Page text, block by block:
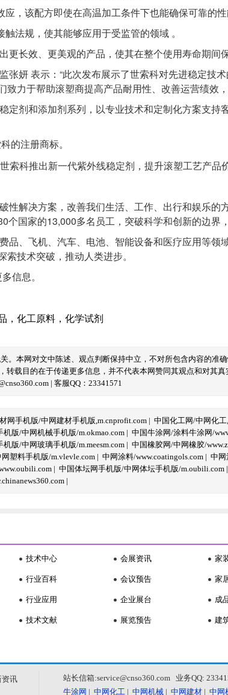
，该配方即使在高温加工条件下也能确保可靠的
触法规，使其能够应用于受监管的领域 。
更长效、更美观的产品，使其在整个使用寿命期间
张妍 表示：“此次发布展示了世索科对先进稳定技
力于帮助滚塑商提高产品耐用性、改善运营绩效
定剂和添加剂系列，以专业技术和定制化方案支
的注册商标。
性解决方案，改善我们生活、工作、出行和娱乐的
国家的13,000多名员工，突破科学和创新的边界
品、飞机、汽车、电池、智能设备和医疗应用等
技术突破，推动人类进步。
信息。
， 化工原料 ， 化学试剂
。本网对文中陈述、观点判断保持中立，不对所包含内容的
转载目的在于传递更多信息，并不代表本网赞同其观点和对其
| 客服QQ：23341571
网手机版/中网建材手机版,m.cnprofit.com | 中国化工网/中网化工
机版/中网机械手机版/m.okmao.com | 中国牛涂网/涂料牛涂网/
版/中网玻璃手机版/m.meesm.com | 中国橡胶网/中网橡胶/
塑料手机版/m.vlevle.com | 中网涂料/www.coatingols.com | 中网
| 中国体坛网手机版/中网体坛手机版/m.oubili.com |
|
技术中心
行业百科
行业应用
技术文献
会展资讯
会议预告
企业展台
展览预告
家
家
成
建
资讯 站长信箱:service@cnso360.com 业务QQ:
牛涂网 | 中网化工 | 中网机械 | 中网建材 | 中网